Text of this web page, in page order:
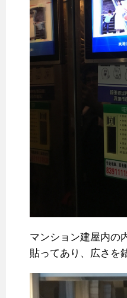
マンション建屋内の
貼ってあり、広さを